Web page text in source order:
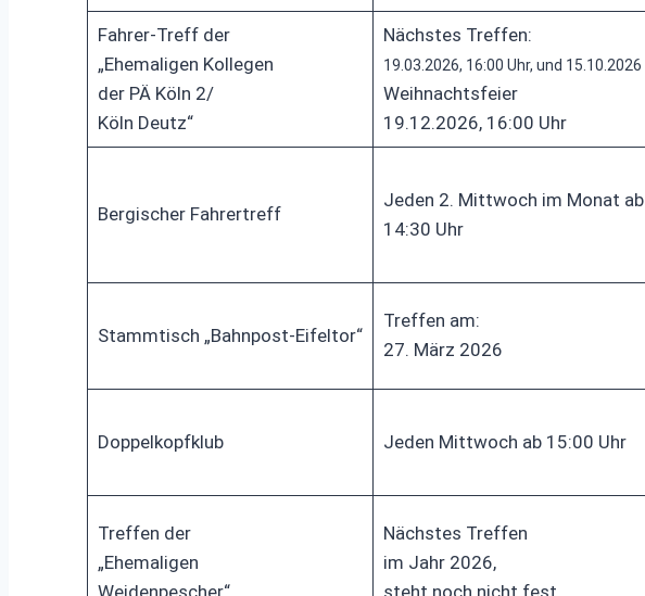
Fahrer-Treff der
„Ehemaligen Kollegen
der PÄ Köln 2/
Köln Deutz“
Nächstes Treffen:
19.03.2026, 16:00 Uhr, und 15.10.2026
Weihnachtsfeier
19.12.2026, 16:00 Uhr
Bergischer Fahrertreff
Jeden 2. Mittwoch im Monat ab
14:30 Uhr
Stammtisch „Bahnpost-Eifeltor“
Treffen am:
27. März 2026
Doppelkopfklub Jeden Mittwoch ab 15:00 Uhr
Treffen der
„Ehemaligen
Nächstes Treffen
im Jahr 2026,